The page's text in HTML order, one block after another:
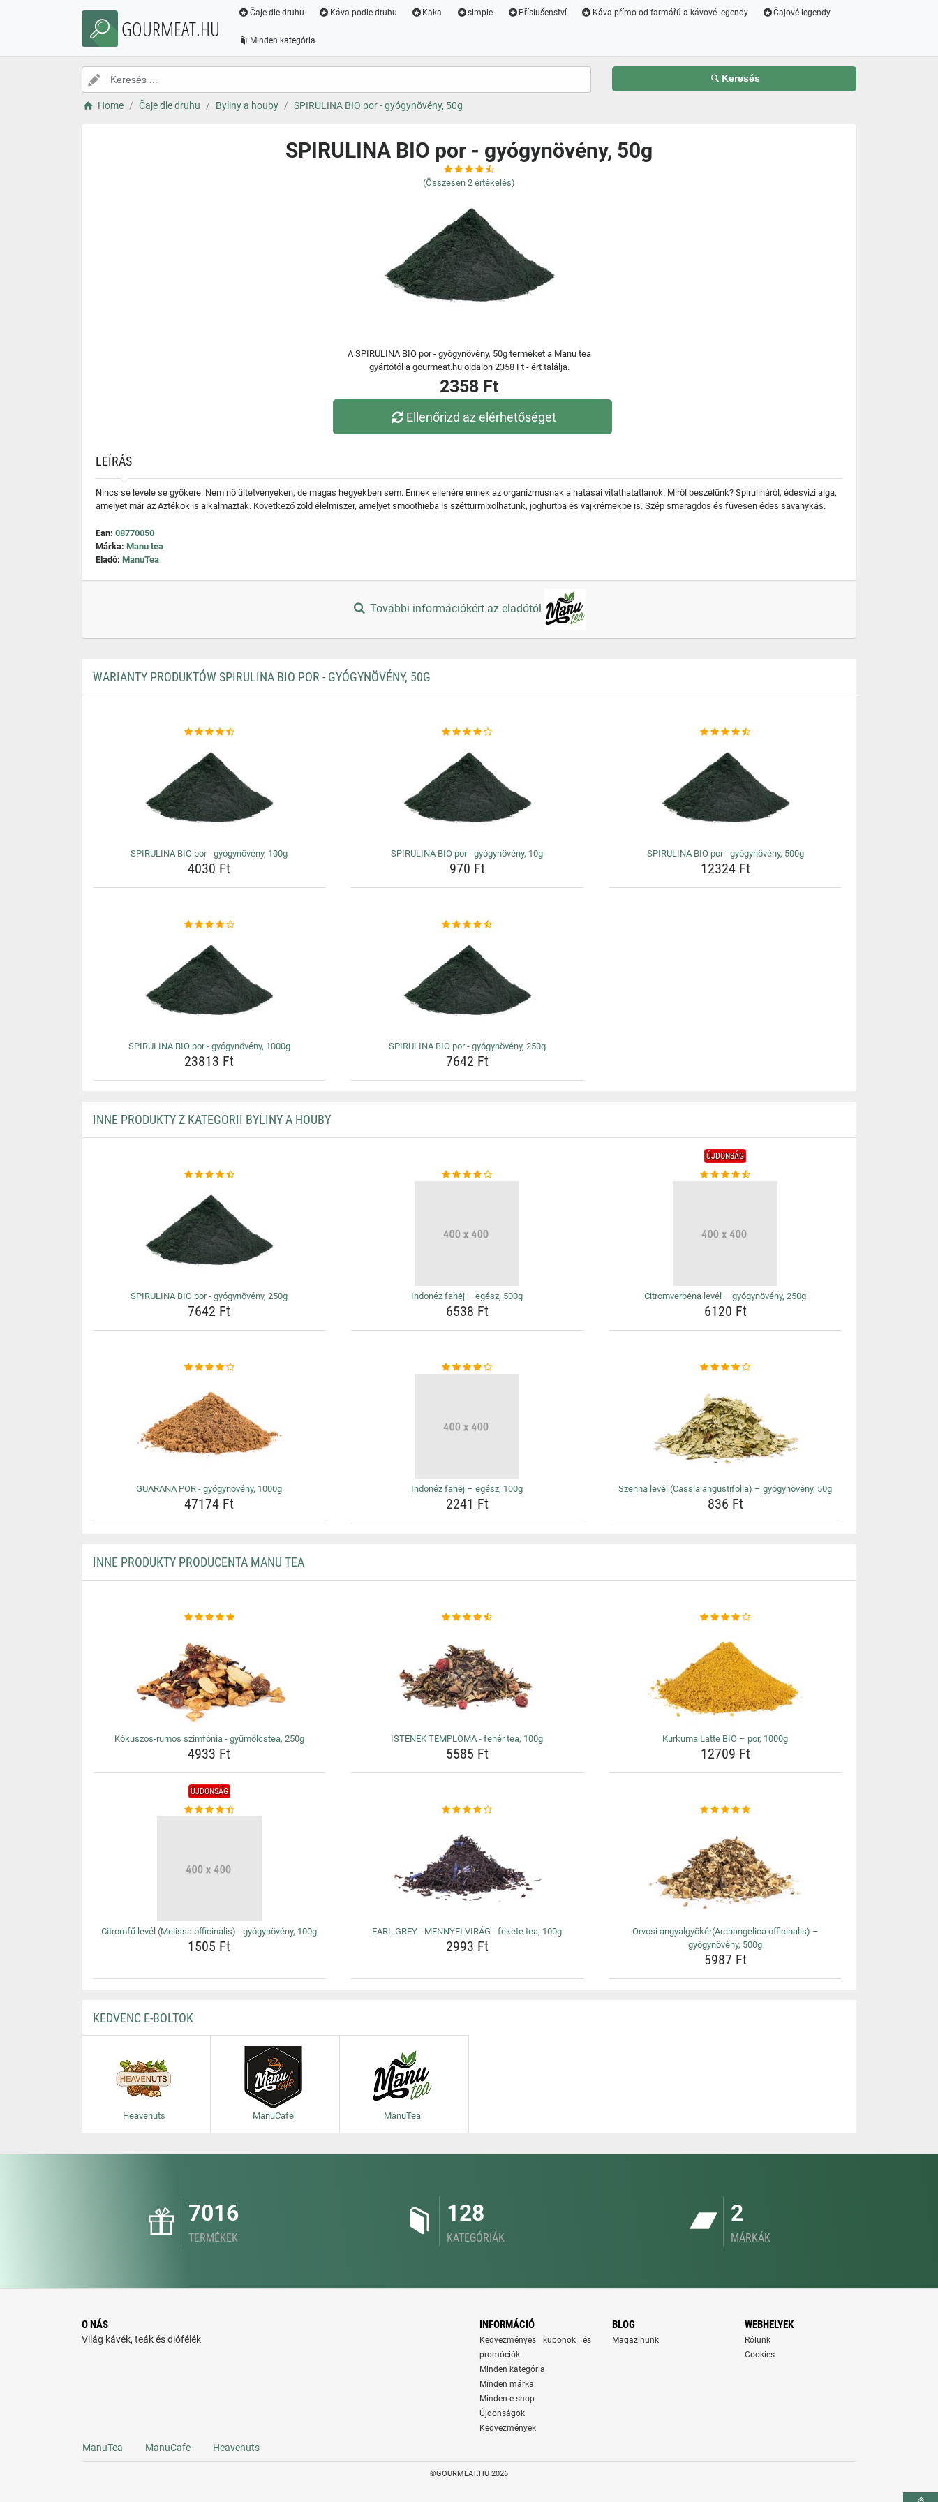
GOURMEAT.HU
Čaje dle druhu Káva podle druhu Kaka simple Příslušenství Káva přímo od farmářů a kávové legendy Čajové legendy
Minden kategória
Keresés
Home Čaje dle druhu Byliny a houby SPIRULINA BIO por - gyógynövény, 50g
SPIRULINA BIO por - gyógynövény, 50g
(Összesen 2 értékelés)
A SPIRULINA BIO por - gyógynövény, 50g terméket a Manu tea
gyártótól a gourmeat.hu oldalon 2358 Ft - ért találja.
2358 Ft
Ellenőrizd az elérhetőséget
LEÍRÁS
Nincs se levele se gyökere. Nem nő ültetvényeken, de magas hegyekben sem. Ennek ellenére ennek az organizmusnak a hatásai vitathatatlanok. Miről beszélünk? Spirulináról, édesvízi alga,
amelyet már az Aztékok is alkalmaztak. Következő zöld élelmiszer, amelyet smoothieba is szétturmixolhatunk, joghurtba és vajkrémekbe is. Szép smaragdos és füvesen édes savanykás.
Ean: 08770050
Márka: Manu tea
Eladó: ManuTea
További információkért az eladótól
WARIANTY PRODUKTÓW SPIRULINA BIO POR - GYÓGYNÖVÉNY, 50G
SPIRULINA BIO por - gyógynövény, 100g
4030 Ft
SPIRULINA BIO por - gyógynövény, 10g
970 Ft
SPIRULINA BIO por - gyógynövény, 500g
12324 Ft
SPIRULINA BIO por - gyógynövény, 1000g
23813 Ft
SPIRULINA BIO por - gyógynövény, 250g
7642 Ft
INNE PRODUKTY Z KATEGORII BYLINY A HOUBY
SPIRULINA BIO por - gyógynövény, 250g
7642 Ft
Indonéz fahéj – egész, 500g
6538 Ft
ÚJDONSÁG
Citromverbéna levél – gyógynövény, 250g
6120 Ft
GUARANA POR - gyógynövény, 1000g
47174 Ft
Indonéz fahéj – egész, 100g
2241 Ft
Szenna levél (Cassia angustifolia) – gyógynövény, 50g
836 Ft
INNE PRODUKTY PRODUCENTA MANU TEA
Kókuszos-rumos szimfónia - gyümölcstea, 250g
4933 Ft
ISTENEK TEMPLOMA - fehér tea, 100g
5585 Ft
Kurkuma Latte BIO – por, 1000g
12709 Ft
ÚJDONSÁG
Citromfű levél (Melissa officinalis) - gyógynövény, 100g
1505 Ft
EARL GREY - MENNYEI VIRÁG - fekete tea, 100g
2993 Ft
Orvosi angyalgyökér(Archangelica officinalis) –
gyógynövény, 500g
5987 Ft
KEDVENC E-BOLTOK
Heavenuts ManuCafe ManuTea
7016
TERMÉKEK
128
KATEGÓRIÁK
2
MÁRKÁK
O NÁS
Világ kávék, teák és diófélék
INFORMÁCIÓ
Kedvezményes kuponok és
promóciók
Minden kategória
Minden márka
Minden e-shop
Újdonságok
Kedvezmények
BLOG
Magazinunk
WEBHELYEK
Rólunk
Cookies
ManuTea ManuCafe Heavenuts
©GOURMEAT.HU 2026